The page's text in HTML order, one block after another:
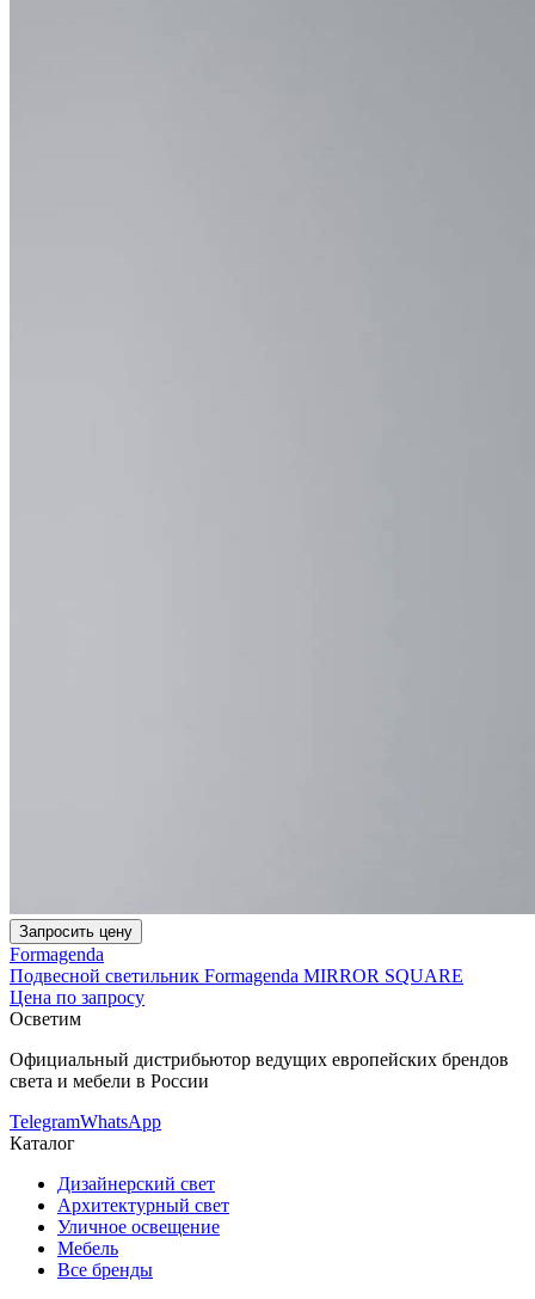
Запросить цену
Formagenda
Подвесной светильник Formagenda MIRROR SQUARE
Цена по запросу
Осветим
Официальный дистрибьютор ведущих европейских брендов
света и мебели в России
TelegramWhatsApp
Каталог
Дизайнерский свет
Архитектурный свет
Уличное освещение
Мебель
Все бренды